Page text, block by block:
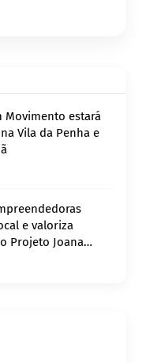
Movimento estará
Vila da Penha e
e valoriza
Projeto Joana